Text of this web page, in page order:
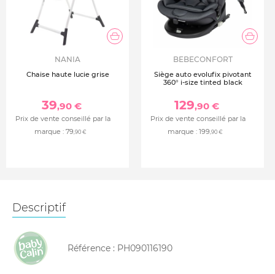
NANIA
Chaise haute lucie grise
39,90 €
Prix de vente conseillé par la
marque : 79,90 €
BEBECONFORT
Siège auto evolufix pivotant
360° i-size tinted black
129,90 €
Prix de vente conseillé par la
marque : 199,90 €
Descriptif
Référence : PH090116190